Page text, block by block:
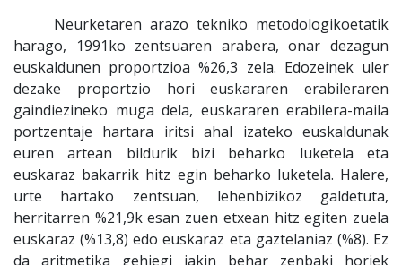
Neurketaren arazo tekniko metodologikoetatik
harago, 1991ko zentsuaren arabera, onar dezagun
euskaldunen proportzioa %26,3 zela. Edozeinek uler
dezake proportzio hori euskararen erabileraren
gaindiezineko muga dela, euskararen erabilera-maila
portzentaje hartara iritsi ahal izateko euskaldunak
euren artean bildurik bizi beharko luketela eta
euskaraz bakarrik hitz egin beharko luketela. Halere,
urte hartako zentsuan, lehenbizikoz galdetuta,
herritarren %21,9k esan zuen etxean hitz egiten zuela
euskaraz (%13,8) edo euskaraz eta gaztelaniaz (%8). Ez
da aritmetika gehiegi jakin behar zenbaki horiek